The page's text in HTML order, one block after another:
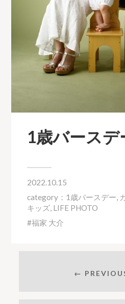
1歳バースデ
2022.10.15
category： 1歳バースデー,
キッズ, LIFE PHOTO
福家 大介
←